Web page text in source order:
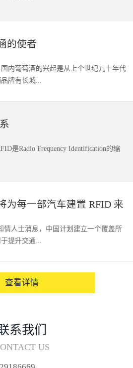
的使者
葡萄酒的兴起是从上个世纪九十年代
牌有长城...
是Radio Frequency Identification的缩
为每一部汽车建置 RFID 来
情人士消息，中国计划建立一个覆盖所
提升交通...
查看详情
系我们
US